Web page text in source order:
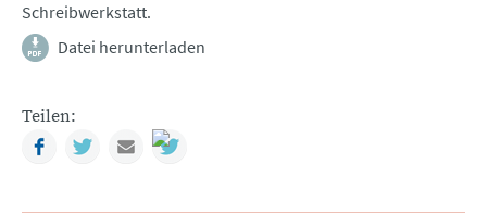
Schreibwerkstatt.
Datei herunterladen
Teilen:
FacebookTwitterMail